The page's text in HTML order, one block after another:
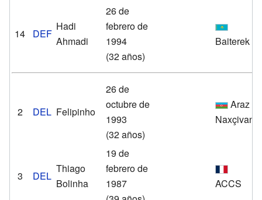
14 DEF
Hadi
Ahmadi
26 de
febrero de
1994
(32 años)
Baiterek
2 DEL Felipinho
26 de
octubre de
1993
(32 años)
Araz
Naxçivan
3 DEL
Thiago
Bolinha
19 de
febrero de
1987
ACCS